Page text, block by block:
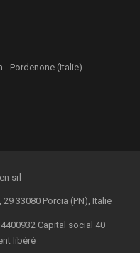
- Pordenone (Italie)
srl
33080 Porcia (PN), Italie
Capital social 40
libéré